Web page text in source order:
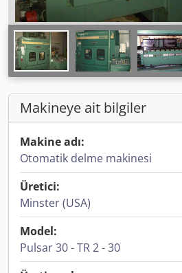
Makineye ait bilgiler
Makine adı:
Otomatik delme makinesi
Üretici:
Minster (USA)
Model:
Pulsar 30 - TR 2 - 30